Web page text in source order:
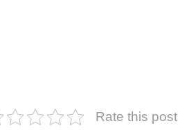
Rate this post